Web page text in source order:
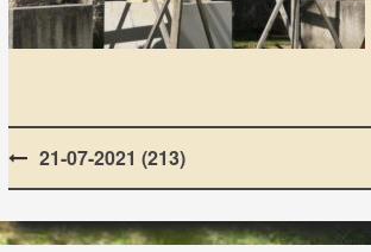
Post
navigation
21-07-2021 (213)